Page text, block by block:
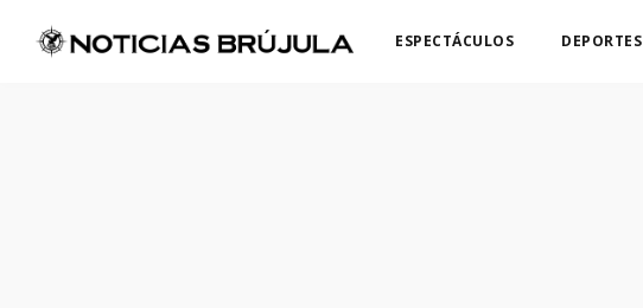
ESPECTÁCULOS DEPORTES